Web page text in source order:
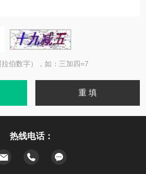
伯数字），如：三加四=7
热线电话：